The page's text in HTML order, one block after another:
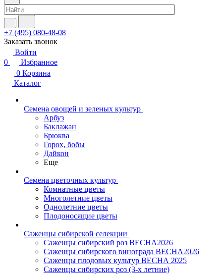
+7 (495) 080-48-08
Заказать звонок
Войти
0
Избранное
0 Корзина
Каталог
Семена овощей и зеленых культур
Арбуз
Баклажан
Брюква
Горох, бобы
Дайкон
Еще
Семена цветочных культур
Комнатные цветы
Многолетние цветы
Однолетние цветы
Плодоносящие цветы
Саженцы сибирской селекции
Саженцы сибирский роз ВЕСНА2026
Саженцы сибирского винограда ВЕСНА2026
Саженцы плодовых культур ВЕСНА 2025
Саженцы сибирских роз (3-х летние)